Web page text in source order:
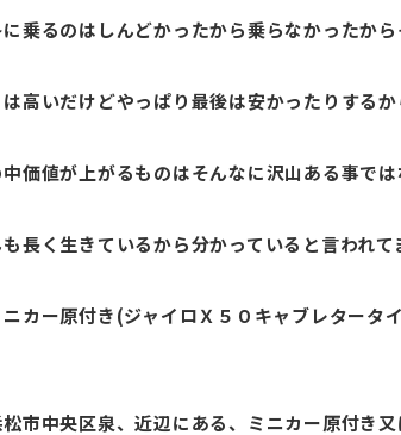
乗るのはしんどかったから乗らなかったか
高いだけどやっぱり最後は安かったりする
価値が上がるものはそんなに沢山ある事では
長く生きているから分かっていると言われて
カー原付き(ジャイロＸ５０キャブレタータ
市中央区泉、近辺にある、ミニカー原付き